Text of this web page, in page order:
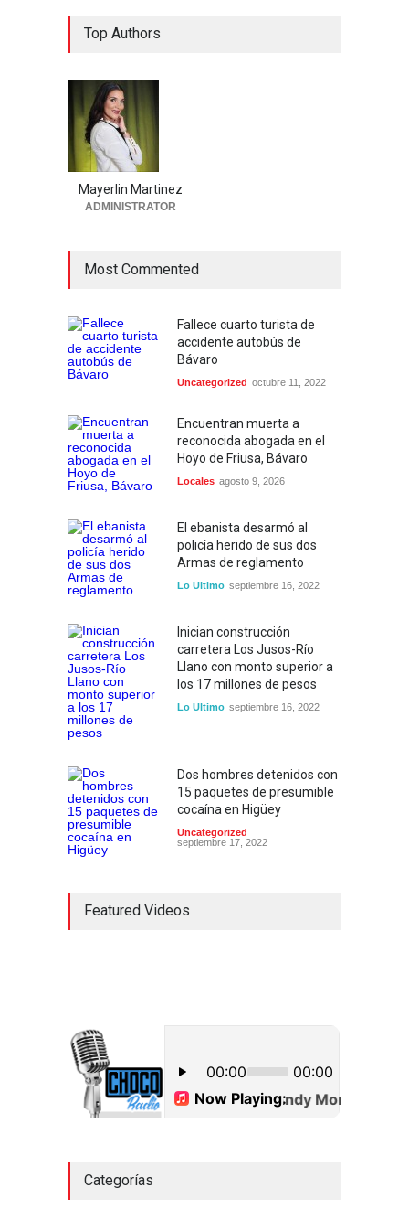
Top Authors
Mayerlin Martinez
ADMINISTRATOR
Most Commented
Fallece cuarto turista de
accidente autobús de
Bávaro
Uncategorized octubre 11, 2022
Encuentran muerta a
reconocida abogada en el
Hoyo de Friusa, Bávaro
Locales agosto 9, 2026
El ebanista desarmó al
policía herido de sus dos
Armas de reglamento
Lo Ultimo septiembre 16, 2022
Inician construcción
carretera Los Jusos-Río
Llano con monto superior a
los 17 millones de pesos
Lo Ultimo septiembre 16, 2022
Dos hombres detenidos con
15 paquetes de presumible
cocaína en Higüey
Uncategorized
septiembre 17, 2022
Featured Videos
Categorías